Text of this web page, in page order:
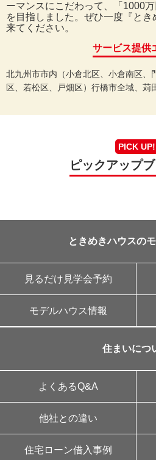
ーマンスにこだわって、「1000
を目指しました。ぜひ一度『と
来てください。
サービス提供
北九州市市内（小倉北区、小倉南区、
区、若松区、戸畑区）行橋市全域、苅
PICK UP!
ピックアップ
ときめきハウスの
見るだけ見学会予約
モデルハウス情報
住まいにつ
よくあるQ&A
他社との違い
住宅ローン借入事例